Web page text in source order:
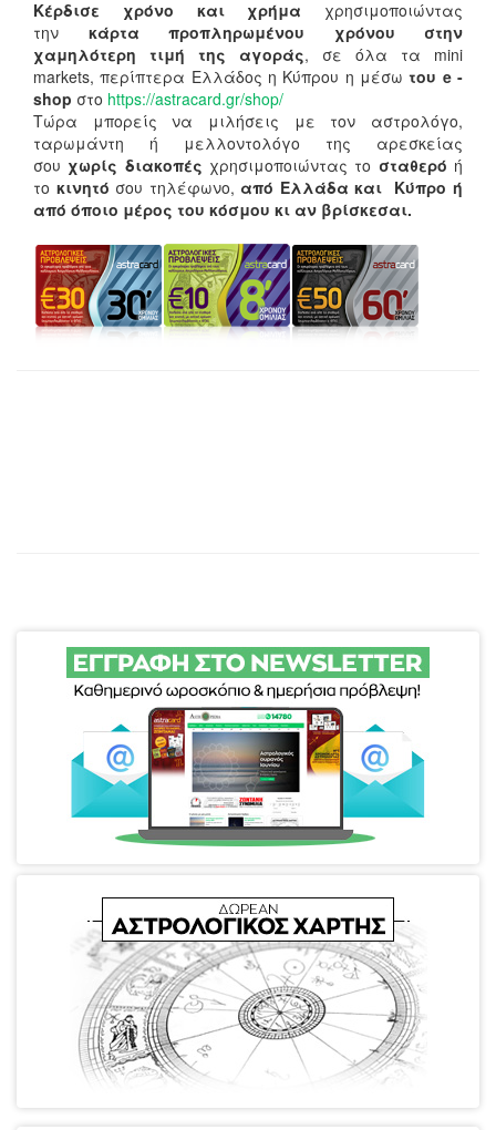
Κέρδισε χρόνο και χρήμα χρησιμοποιώντας
την κάρτα προπληρωμένου χρόνου στην
χαμηλότερη τιμή της αγοράς, σε όλα τα mini
markets, περίπτερα Ελλάδος η Κύπρου η μέσωτου e -
shop στο https://astracard.gr/shop/
Τώρα μπορείς να μιλήσεις με τον αστρολόγο,
ταρωμάντη ή μελλοντολόγο της αρεσκείας
σου χωρίς διακοπές χρησιμοποιώντας το σταθερό ή
το κινητό σου τηλέφωνο,από Ελλάδα και Κύπρο ή
από όποιο μέρος του κόσμου κι αν βρίσκεσαι.